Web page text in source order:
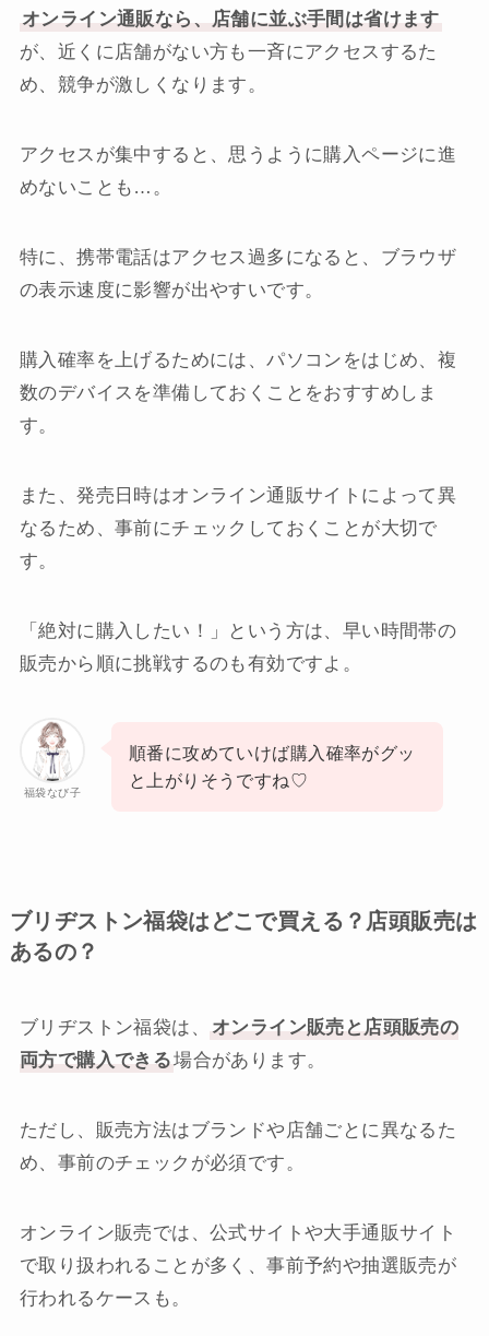
オンライン通販なら、店舗に並ぶ手間は省けます
が、近くに店舗がない方も一斉にアクセスするた
め、競争が激しくなります。
アクセスが集中すると、思うように購入ページに進
めないことも…。
特に、携帯電話はアクセス過多になると、ブラウザ
の表示速度に影響が出やすいです。
購入確率を上げるためには、パソコンをはじめ、複
数のデバイスを準備しておくことをおすすめしま
す。
また、発売日時はオンライン通販サイトによって異
なるため、事前にチェックしておくことが大切で
す。
「絶対に購入したい！」という方は、早い時間帯の
販売から順に挑戦するのも有効ですよ。
福袋なび子
順番に攻めていけば購入確率がグッ
と上がりそうですね♡
ブリヂストン福袋はどこで買える？店頭販売は
あるの？
ブリヂストン福袋は、
オンライン販売と店頭販売の
両方で購入できる場合があります。
ただし、販売方法はブランドや店舗ごとに異なるた
め、事前のチェックが必須です。
オンライン販売では、公式サイトや大手通販サイト
で取り扱われることが多く、事前予約や抽選販売が
行われるケースも。